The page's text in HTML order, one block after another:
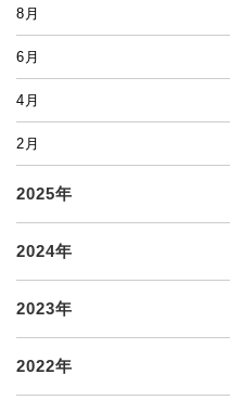
8月
6月
4月
2月
2025年
2024年
2023年
2022年